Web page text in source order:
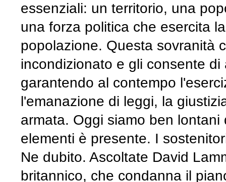
essenziali: un territorio, una
una forza politica che esercita
popolazione. Questa sovranità
incondizionato e gli consente
garantendo al contempo
l'emanazione di leggi, la
armata. Oggi siamo ben
elementi è presente. I
Ne dubito. Ascoltate David
britannico, che condanna il